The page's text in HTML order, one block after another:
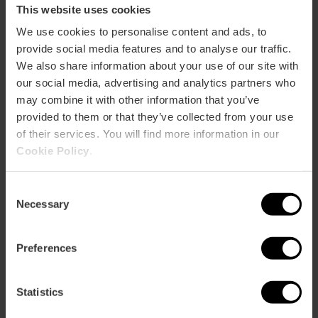
This website uses cookies
We use cookies to personalise content and ads, to
provide social media features and to analyse our traffic.
We also share information about your use of our site with
our social media, advertising and analytics partners who
may combine it with other information that you’ve
provided to them or that they’ve collected from your use
of their services. You will find more information in our
Cookie Policy
Selection
Necessary
Preferences
Statistics
L1,L2, L4
Bus
99
Avenida Cortes Valencianas, 59 46015 València